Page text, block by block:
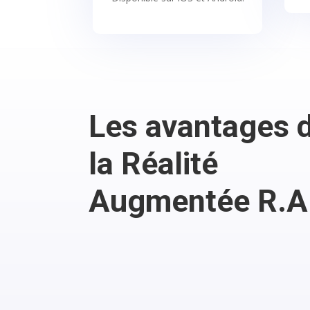
Les avantages
la Réalité
Augmentée R.A